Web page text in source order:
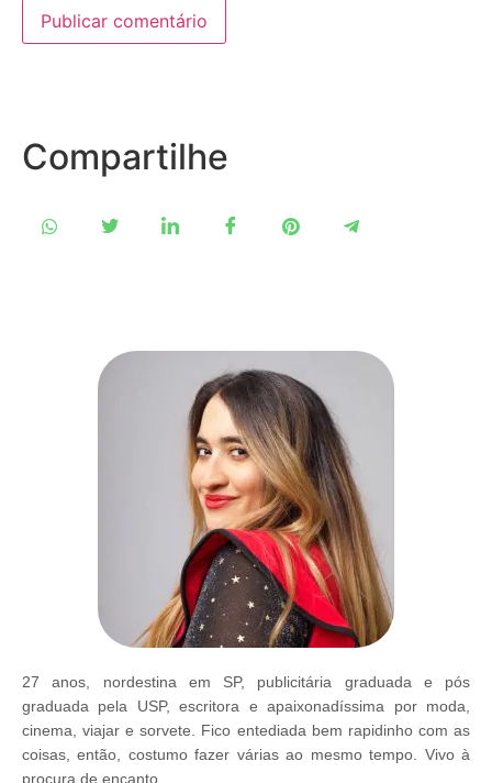
Compartilhe
27 anos, nordestina em SP, publicitária graduada e pós
graduada pela USP, escritora e apaixonadíssima por moda,
cinema, viajar e sorvete. Fico entediada bem rapidinho com as
coisas, então, costumo fazer várias ao mesmo tempo. Vivo à
procura de encanto.